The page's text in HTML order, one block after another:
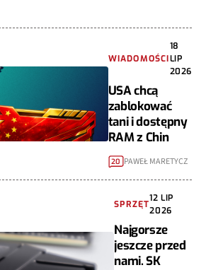
WIADOMOŚCI
18
LIP
2026
USA chcą
zablokować
tani i dostępny
RAM z Chin
20 PAWEŁ MARETYCZ
SPRZĘT
12 LIP
2026
Najgorsze
jeszcze przed
nami. SK